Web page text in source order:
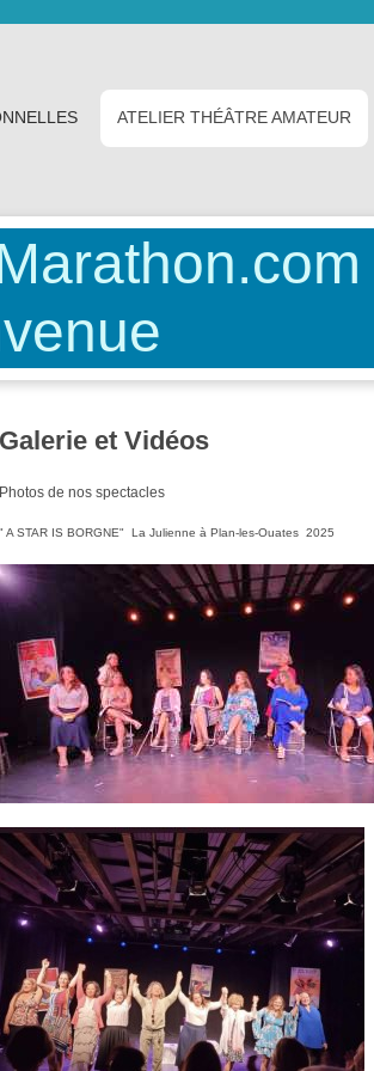
ATELIER THÉÂTRE AMATEUR
Galerie et Vidéos
Photos de nos spectacles
" A STAR IS BORGNE" La Julienne à Plan-les-Ouates 2025